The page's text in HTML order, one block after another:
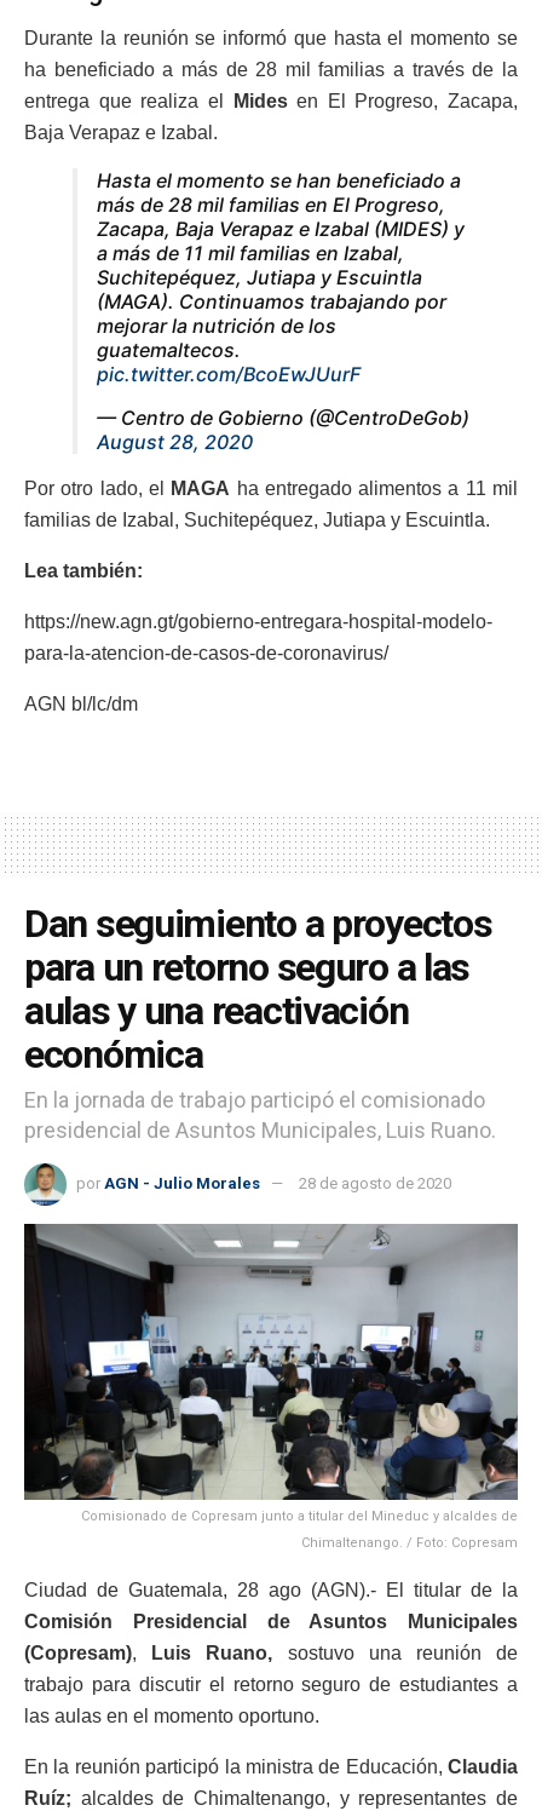
Durante la reunión se informó que hasta el momento se
ha beneficiado a más de 28 mil familias a través de la
entrega que realiza el
Midesen El Progreso, Zacapa,
Baja Verapaz e Izabal.
Hasta el momento se han beneficiado a
más de 28 mil familias en El Progreso,
Zacapa, Baja Verapaz e Izabal (MIDES) y
a más de 11 mil familias en Izabal,
Suchitepéquez, Jutiapa y Escuintla
(MAGA). Continuamos trabajando por
mejorar la nutrición de los
guatemaltecos.
pic.twitter.com/BcoEwJUurF
— Centro de Gobierno (@CentroDeGob)
August 28, 2020
Por otro lado, el MAGA ha entregado alimentos a 11 mil
familias de Izabal, Suchitepéquez, Jutiapa y Escuintla.
Lea también:
https://new.agn.gt/gobierno-entregara-hospital-modelo-
para-la-atencion-de-casos-de-coronavirus/
AGN bl/lc/dm
Dan seguimiento a proyectos
para un retorno seguro a las
aulas y una reactivación
económica
En la jornada de trabajo participó el comisionado
presidencial de Asuntos Municipales, Luis Ruano.
por AGN - Julio Morales 28 de agosto de 2020
Comisionado de Copresam junto a titular del Mineduc y alcaldes de
Chimaltenango. / Foto: Copresam
Ciudad de Guatemala, 28 ago (AGN).- El titular de la
Comisión Presidencial de Asuntos Municipales
(Copresam), Luis Ruano, sostuvo una reunión de
trabajo para discutir el retorno seguro de estudiantes a
las aulas en el momento oportuno.
En la reunión participó la ministra de Educación, Claudia
Ruíz; alcaldes de Chimaltenango, y representantes de